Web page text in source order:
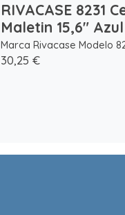
RIVACASE 8231
Maletin 15,6" Azul
Marca Rivacase Modelo
30,25 €